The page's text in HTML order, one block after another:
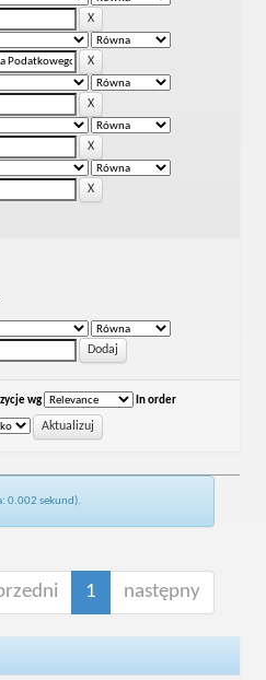
wg In order
0.002 sekund).
1 następny